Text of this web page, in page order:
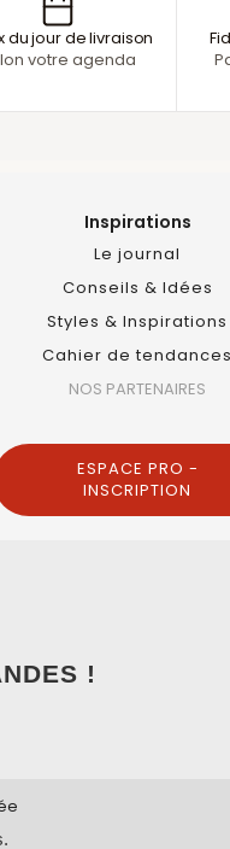
du jour de livraison
votre agenda
Inspirations
Le journal
Conseils & Idées
Styles & Inspirations
Cahier de tendances
NOS PARTENAIRES
ESPACE PRO -
INSCRIPTION
!